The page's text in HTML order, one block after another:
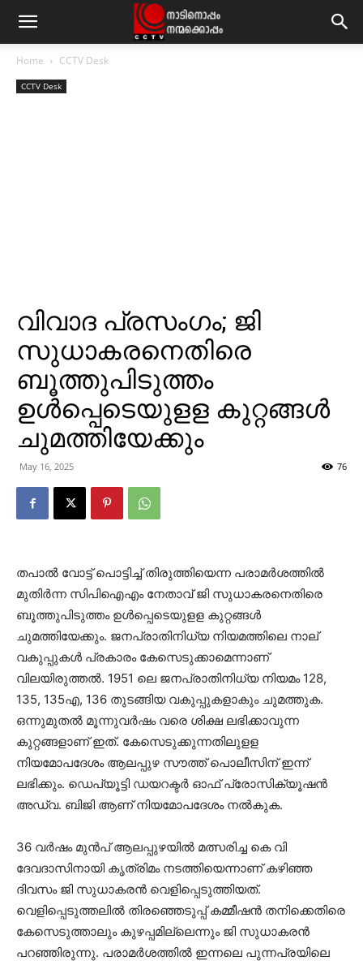
Home CCTV Desk
CCTV Desk
വിവാദ പ്രസംഗം; ജി
സുധാകരനെതിരെ
ബൂത്തുപിടുത്തം
ഉള്‍പ്പെടെയുളള കുറ്റങ്ങള്‍
ചുമത്തിയേക്കും
May 16, 2025 76
തപാല്‍ വോട്ട് പൊട്ടിച്ച് തിരുത്തിയെന്ന പരാമര്‍ശത്തില്‍
മുതിർന്ന സിപിഐഎം നേതാവ് ജി സുധാകരനെതിരെ
ബൂത്തുപിടുത്തം ഉള്‍പ്പെടെയുളള കുറ്റങ്ങള്‍
ചുമത്തിയേക്കും. ജനപ്രാതിനിധ്യ നിയമത്തിലെ നാല്
വകുപ്പുകള്‍ പ്രകാരം കേസെടുക്കാമെന്നാണ്
വിലയിരുത്തല്‍. 1951 ലെ ജനപ്രാതിനിധ്യ നിയമം 128,
135, 135എ, 136 തുടങ്ങിയ വകുപ്പുകളാകും ചുമത്തുക.
ഒന്നുമുതല്‍ മൂന്നുവര്‍ഷം വരെ ശിക്ഷ ലഭിക്കാവുന്ന
കുറ്റങ്ങളാണ് ഇത്. കേസെടുക്കുന്നതിലുളള
നിയമോപദേശം ആലപ്പുഴ സൗത്ത് പൊലീസിന് ഇന്ന്
ലഭിക്കും. ഡെപ്യൂട്ടി ഡയറക്ടര്‍ ഓഫ് പ്രോസിക്യൂഷന്‍
അഡ്വ. ബിജി ആണ് നിയമോപദേശം നല്‍കുക.
36 വർഷം മുൻപ് ആലപ്പുഴയിൽ മത്സരിച്ച കെ വി
ദേവദാസിനായി കൃത്രിമം നടത്തിയെന്നാണ് കഴിഞ്ഞ
ദിവസം ജി സുധാകരന്‍ വെളിപ്പെടുത്തിയത്.
വെളിപ്പെടുത്തലിൽ തിരഞ്ഞെടുപ്പ് കമ്മീഷൻ തനിക്കെതിരെ
കേസെടുത്താലും കുഴപ്പമില്ലെന്നും ജി സുധാകരൻ
പറഞ്ഞിരുന്നു. പരാമർശത്തിൽ ഇന്നലെ പുന്നപ്രയിലെ